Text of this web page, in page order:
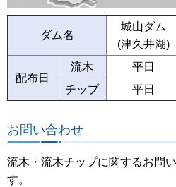
ダム名
城山ダム
(津久井湖)
配布日
流木 平日
チップ
平日
お問い合わせ
流木・流木チップに関するお問
す。